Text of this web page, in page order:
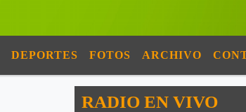
DEPORTES FOTOS ARCHIVO
RADIO EN VIVO